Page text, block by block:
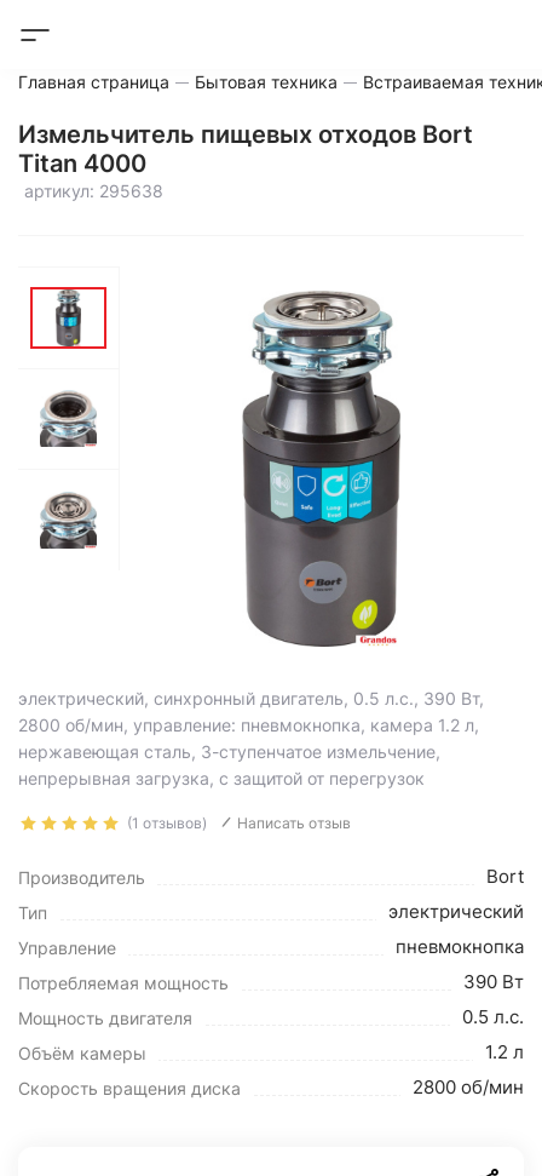
Главная страница Бытовая техника Встраиваемая
Измельчитель пищевых отходов Bort
Titan 4000
артикул: 295638
электрический, синхронный двигатель, 0.5 л.с., 390 Вт,
2800 об/мин, управление: пневмокнопка, камера 1.2 л,
нержавеющая сталь, 3-ступенчатое измельчение,
непрерывная загрузка, с защитой от перегрузок
(1 отзывов) Написать отзыв
Производитель Bort
Тип электрический
Управление пневмокнопка
Потребляемая мощность 390 Вт
Мощность двигателя 0.5 л.с.
Объём камеры 1.2 л
Скорость вращения диска 2800 об/мин